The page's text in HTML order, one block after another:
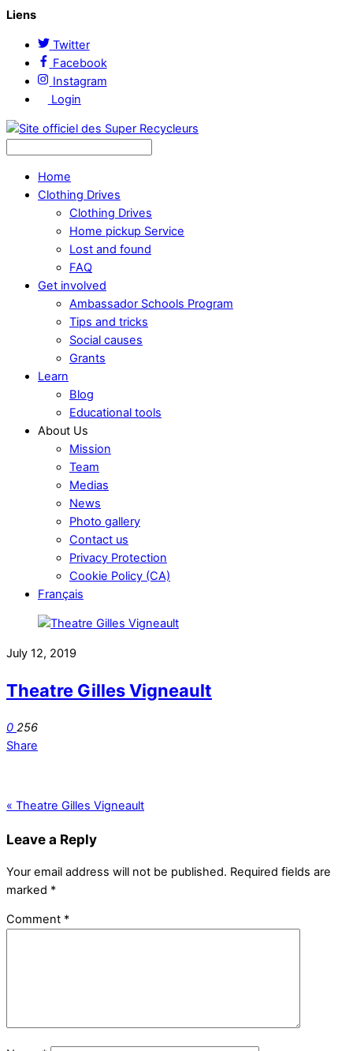
Liens
Twitter
Facebook
Instagram
Login
Home
Clothing Drives
Clothing Drives
Home pickup Service
Lost and found
FAQ
Get involved
Ambassador Schools Program
Tips and tricks
Social causes
Grants
Learn
Blog
Educational tools
About Us
Mission
Team
Medias
News
Photo gallery
Contact us
Privacy Protection
Cookie Policy (CA)
Français
July 12, 2019
Theatre Gilles Vigneault
0 256
Share
« Theatre Gilles Vigneault
Leave a Reply
Your email address will not be published. Required fields are
marked *
Comment *